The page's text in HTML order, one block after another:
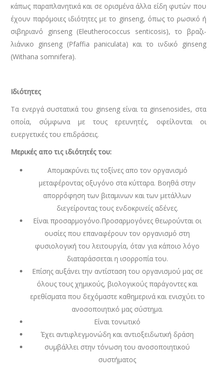
κάπως παραπλανητικά και σε ορισμένα άλλα είδη φυτών που
έχουν παρόμοιες ιδιότητες με το ginseng, όπως το ρωσικό ή
σιβηριανό ginseng (Eleutherococcus senticosis), το βραζι­
λιάνικο ginseng (Pfaffia pani­culata) και το ινδικό ginseng
(Withana somnifera).
Ιδιότητες
Τα ενεργά συστατικά του ginseng είναι τα ginsenosides, στα
οποία, σύμφωνα με τους ερευνητές, οφείλονται οι
ευεργετικές του επιδράσεις.
Μερικές απο τις ιδιότητές του:
Απομακρύνει τις τοξίνες απο τον οργανισμό
μεταφέροντας οξυγόνο στα κύτταρα. Βοηθά στην
απορρόφηση των βιταμινων και των μετάλλων
διεγείροντας τους ενδοκρινείς αδένες.
Είναι προσαρμογόνο.Προσαρμογόνες θεωρούνται οι
ουσίες που επαναφέρουν τον οργανισμό στη
φυσιολογική του λειτουργία, όταν για κάποιο λόγο
διαταράσσεται η ισορροπία του.
Επίσης αυξάνει την αντίσταση του οργανισμού μας σε
όλους τους χημικούς, βιολογικούς παράγοντες και
ερεθίσματα που δεχόμαστε καθημερινά και ενισχύει το
ανοσοποιητικό μας σύστημα.
Είναι τονωτικό
Έχει αντιφλεγμονώδη και αντιοξειδωτική δράση
συμβάλλει στην τόνωση του ανοσοποιητικού
συστήματος